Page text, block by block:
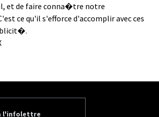
et de faire conna�tre notre
ce qu'il s'efforce d'accomplir avec ces
l'infolettre